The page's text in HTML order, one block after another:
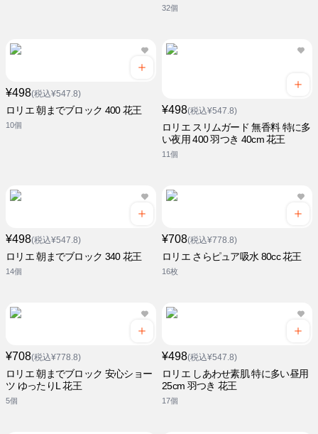
32個
¥498(税込¥547.8)
ロリエ 朝までブロック 400 花王
10個
¥498(税込¥547.8)
ロリエ スリムガード 無香料 特に多
い夜用 400 羽つき 40cm 花王
11個
¥498(税込¥547.8)
ロリエ 朝までブロック 340 花王
14個
¥708(税込¥778.8)
ロリエ さらピュア吸水 80cc 花王
16枚
¥708(税込¥778.8)
ロリエ 朝までブロック 安心ショー
ツ ゆったりL 花王
5個
¥498(税込¥547.8)
ロリエ しあわせ素肌 特に多い昼用
25cm 羽つき 花王
17個